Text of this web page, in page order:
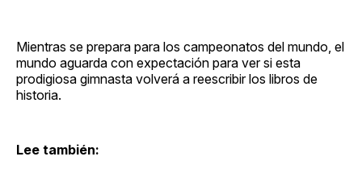
Mientras se prepara para los campeonatos del mundo, el
mundo aguarda con expectación para ver si esta
prodigiosa gimnasta volverá a reescribir los libros de
historia.
Lee también: